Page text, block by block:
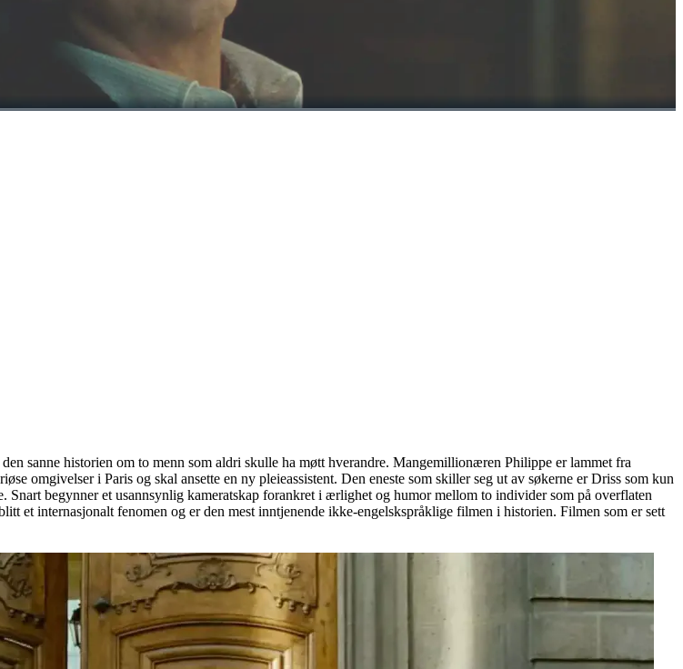
sanne historien om to menn som aldri skulle ha møtt hverandre. Mangemillionæren Philippe er lammet fra
omgivelser i Paris og skal ansette en ny pleieassistent. Den eneste som skiller seg ut av søkerne er Driss som kun
Snart begynner et usannsynlig kameratskap forankret i ærlighet og humor mellom to individer som på overflaten
et internasjonalt fenomen og er den mest inntjenende ikke-engelskspråklige filmen i historien. Filmen som er sett